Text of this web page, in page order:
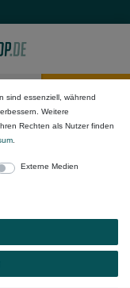
×
be of type
Fagor FTE9-
sind essenziell, während
Weitere
Rechten als Nutzer finden
Externe Medien